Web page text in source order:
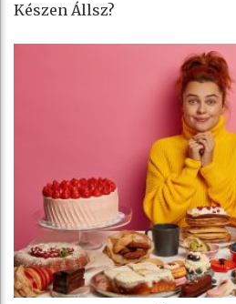
Készen Állsz?